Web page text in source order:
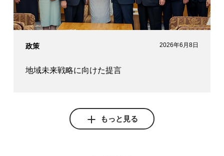
政策 2026年6月8日
地域未来戦略に向けた提言
もっと見る